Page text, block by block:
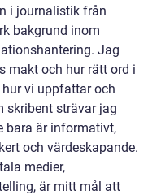
i journalistik från
bakgrund inom
Jag
makt och hur rätt ord i
vi uppfattar och
skribent strävar jag
bara är informativt,
och värdeskapande.
medier,
är mitt mål att